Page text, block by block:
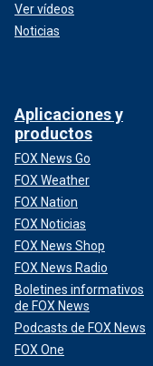
Ver vídeos
Noticias
Aplicaciones y
productos
FOX News Go
FOX Weather
FOX Nation
FOX Noticias
FOX News Shop
FOX News Radio
Boletines informativos
de FOX News
Podcasts de FOX News
FOX One